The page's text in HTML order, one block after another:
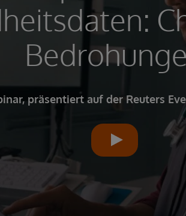
präsentiert auf der Reuters